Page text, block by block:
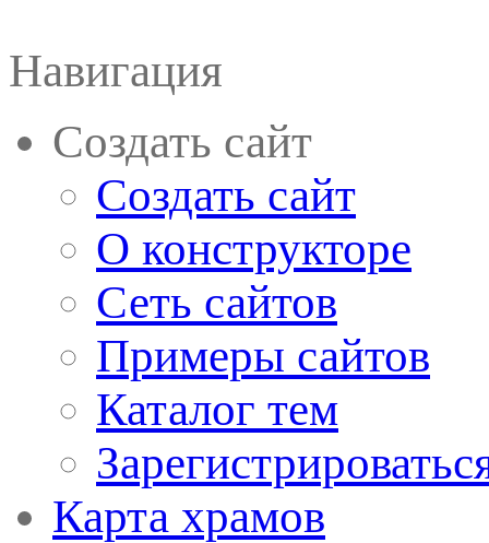
Навигация
Создать сайт
Создать сайт
О конструкторе
Сеть сайтов
Примеры сайтов
Каталог тем
Карта храмов